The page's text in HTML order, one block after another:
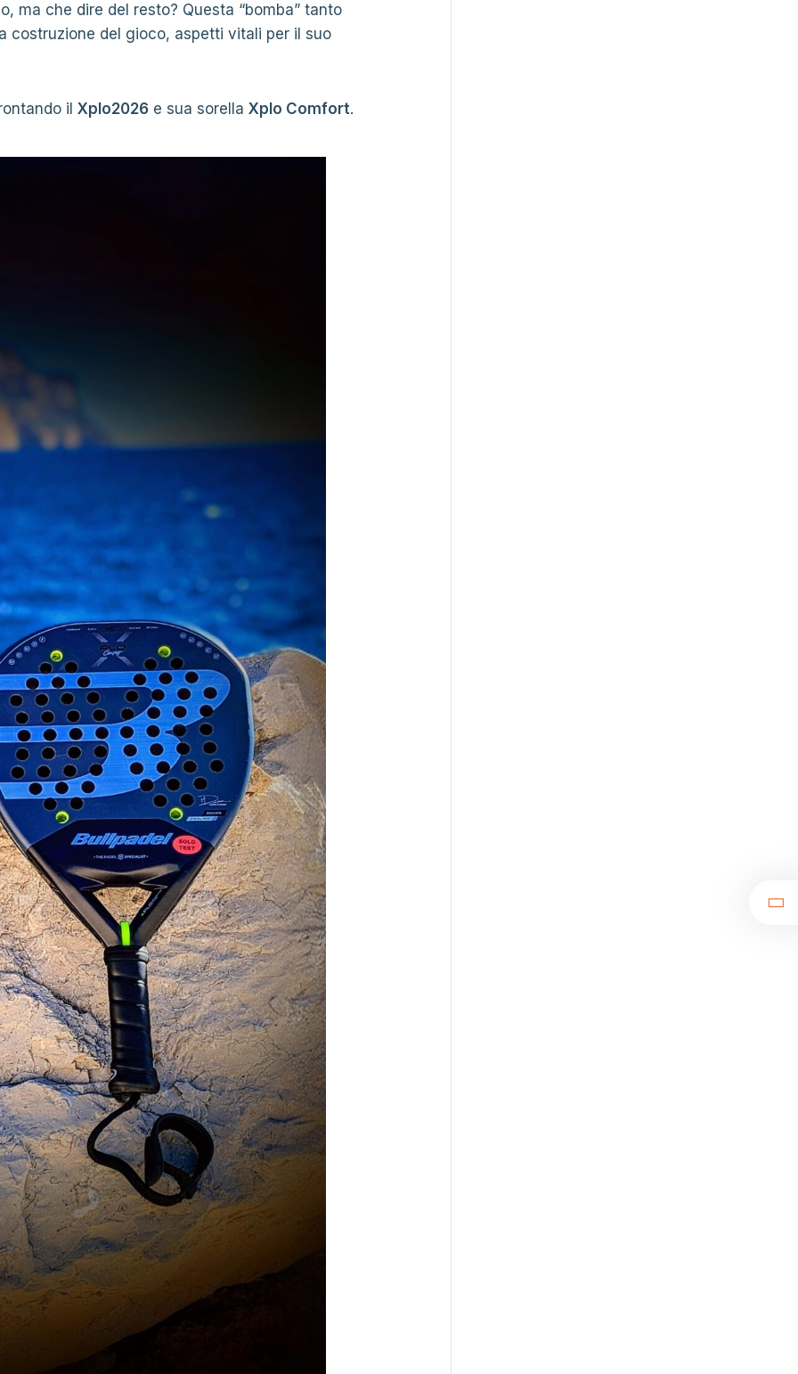
ma che dire del resto? Questa “bomba” tanto
costruzione del gioco, aspetti vitali per il suo
il Xplo2026 e sua sorella Xplo Comfort.